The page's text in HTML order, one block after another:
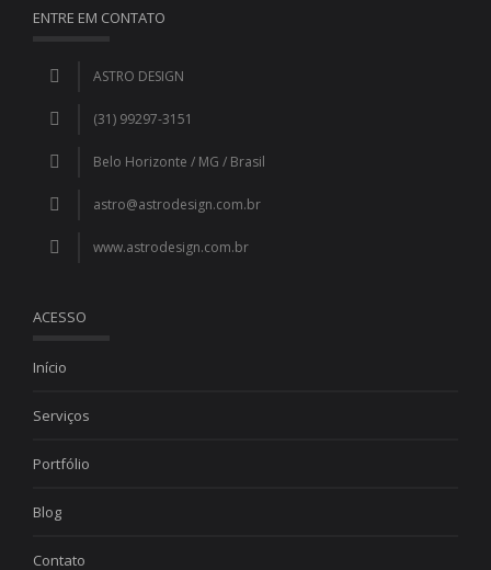
ENTRE EM CONTATO
ASTRO DESIGN
(31) 99297-3151
Belo Horizonte / MG / Brasil
astro@astrodesign.com.br
www.astrodesign.com.br
ACESSO
Início
Serviços
Portfólio
Blog
Contato